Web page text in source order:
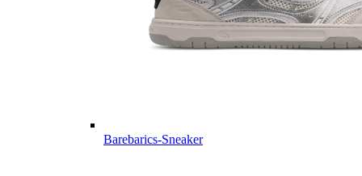
Barebarics-Sneaker